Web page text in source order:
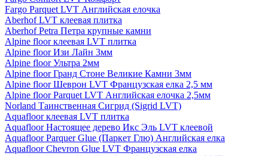
Fargo Parquet LVT Английская елочка
Aberhof LVT клеевая плитка
Aberhof Petra Петра крупные камни
Alpine floor клеевая LVT плитка
Alpine floor Изи Лайн 3мм
Alpine floor Ультра 2мм
Alpine floor Гранд Стоне Великие Камни 3мм
Alpine floor Шеврон LVT Французская елка 2,5 мм
Alpine floor Parquet LVT Английская елочка 2,5мм
Norland Таинственная Сигрид (Sigrid LVT)
Aquafloor клеевая LVT плитка
Aquafloor Настоящее дерево Икс Эль LVT клеевой
Aquafloor Parquer Glue (Паркет Глю) Английская елка
Aquafloor Chevron Glue LVT Французская елка